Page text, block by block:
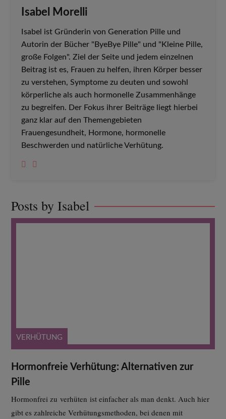
Isabel Morelli
Isabel ist Gründerin von Generation Pille und
Autorin der Bücher "ByeBye Pille" und "Kleine Pille,
große Folgen". Ziel der Seite und jedem einzelnen
Beitrag ist es, Frauen zu helfen, ihren Körper besser
zu verstehen, Symptome zu deuten und sowohl
körperliche als auch hormonelle Zusammenhänge
zu begreifen. Der Fokus ihrer Beiträge liegt hierbei
ganz klar auf den Themengebieten
Frauengesundheit, Hormone, hormonelle
Beschwerden und natürliche Verhütung.
Posts by Isabel
VERHÜTUNG
Hormonfreie Verhütung: Alternativen zur
Pille
Hormonfrei zu verhüten ist einfacher als man denkt. Auch hier
gibt es zahlreiche Verhütungsmethoden, bei denen mit